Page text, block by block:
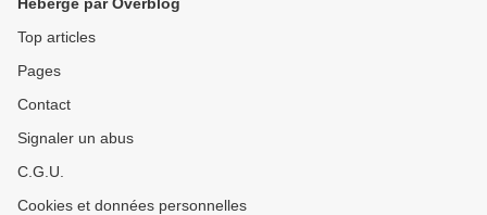
Top articles
Pages
Contact
Signaler un abus
C.G.U.
Cookies et données personnelles